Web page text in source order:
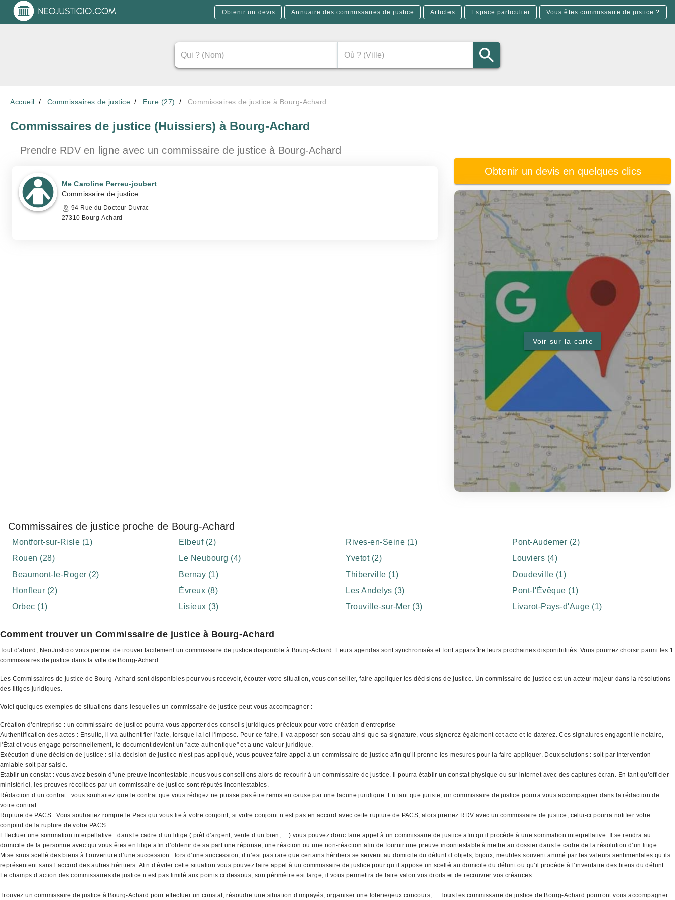
Obtenir un devis Annuaire des commissaires de justice Articles Espace particulier Vous êtes commissaire de justice ?
Accueil Commissaires de justice Eure (27) Commissaires de justice à Bourg-Achard
Commissaires de justice (Huissiers) à Bourg-Achard
Prendre RDV en ligne avec un commissaire de justice à Bourg-Achard
Me Caroline Perreu-joubert
Commissaire de justice
94 Rue du Docteur Duvrac
27310 Bourg-Achard
Obtenir un devis en quelques clics
Voir sur la carte
Commissaires de justice proche de Bourg-Achard
Montfort-sur-Risle (1) Elbeuf (2) Rives-en-Seine (1)
Pont-Audemer (2)
Rouen (28)
Le Neubourg (4) Yvetot (2)
Louviers (4)
Beaumont-le-Roger (2)
Bernay (1) Thiberville (1)
Doudeville (1)
Honfleur (2)
Évreux (8) Les Andelys (3)
Pont-l'Évêque (1)
Orbec (1)
Lisieux (3) Trouville-sur-Mer (3) Livarot-Pays-d'Auge (1)
Comment trouver un Commissaire de justice à Bourg-Achard
Tout d'abord, NeoJusticio vous permet de trouver facilement un commissaire de justice disponible à Bourg-Achard. Leurs agendas sont synchronisés et font apparaître leurs prochaines disponibilités. Vous pourrez choisir parmi les 1
commissaires de justice dans la ville de Bourg-Achard.
Les Commissaires de justice de Bourg-Achard sont disponibles pour vous recevoir, écouter votre situation, vous conseiller, faire appliquer les décisions de justice. Un commissaire de justice est un acteur majeur dans la résolutions
des litiges juridiques.
Voici quelques exemples de situations dans lesquelles un commissaire de justice peut vous accompagner :
Création d’entreprise : un commissaire de justice pourra vous apporter des conseils juridiques précieux pour votre création d’entreprise
Authentification des actes : Ensuite, il va authentifier l'acte, lorsque la loi l'impose. Pour ce faire, il va apposer son sceau ainsi que sa signature, vous signerez également cet acte et le daterez. Ces signatures engagent le notaire,
l'État et vous engage personnellement, le document devient un "acte authentique" et a une valeur juridique.
Exécution d’une décision de justice : si la décision de justice n’est pas appliqué, vous pouvez faire appel à un commissaire de justice afin qu’il prenne les mesures pour la faire appliquer. Deux solutions : soit par intervention
amiable soit par saisie.
Etablir un constat : vous avez besoin d’une preuve incontestable, nous vous conseillons alors de recourir à un commissaire de justice. Il pourra établir un constat physique ou sur internet avec des captures écran. En tant qu’officier
ministériel, les preuves récoltées par un commissaire de justice sont réputés incontestables.
Rédaction d’un contrat : vous souhaitez que le contrat que vous rédigez ne puisse pas être remis en cause par une lacune juridique. En tant que juriste, un commissaire de justice pourra vous accompagner dans la rédaction de
votre contrat.
Rupture de PACS : Vous souhaitez rompre le Pacs qui vous lie à votre conjoint, si votre conjoint n’est pas en accord avec cette rupture de PACS, alors prenez RDV avec un commissaire de justice, celui-ci pourra notifier votre
conjoint de la rupture de votre PACS.
Effectuer une sommation interpellative : dans le cadre d’un litige ( prêt d’argent, vente d’un bien, …) vous pouvez donc faire appel à un commissaire de justice afin qu’il procède à une sommation interpellative. Il se rendra au
domicile de la personne avec qui vous êtes en litige afin d’obtenir de sa part une réponse, une réaction ou une non-réaction afin de fournir une preuve incontestable à mettre au dossier dans le cadre de la résolution d’un litige.
Mise sous scellé des biens à l’ouverture d’une succession : lors d’une succession, il n’est pas rare que certains héritiers se servent au domicile du défunt d’objets, bijoux, meubles souvent animé par les valeurs sentimentales qu’ils
représentent sans l’accord des autres héritiers. Afin d’éviter cette situation vous pouvez faire appel à un commissaire de justice pour qu’il appose un scellé au domicile du défunt ou qu’il procède à l’inventaire des biens du défunt.
Le champs d’action des commissaires de justice n’est pas limité aux points ci dessous, son périmètre est large, il vous permettra de faire valoir vos droits et de recouvrer vos créances.
Trouvez un commissaire de justice à Bourg-Achard pour effectuer un constat, résoudre une situation d’impayés, organiser une loterie/jeux concours, ... Tous les commissaire de justice de Bourg-Achard pourront vous accompagner